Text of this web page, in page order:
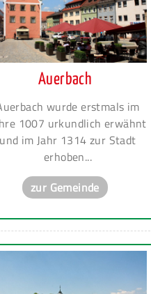
Auerbach
wurde erstmals im
1007 urkundlich erwähnt
und im Jahr 1314 zur Stadt
erhoben...
zur Gemeinde